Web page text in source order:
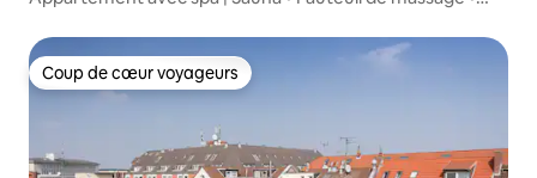
Coup de cœur voyageurs
Coup de cœur voyageurs